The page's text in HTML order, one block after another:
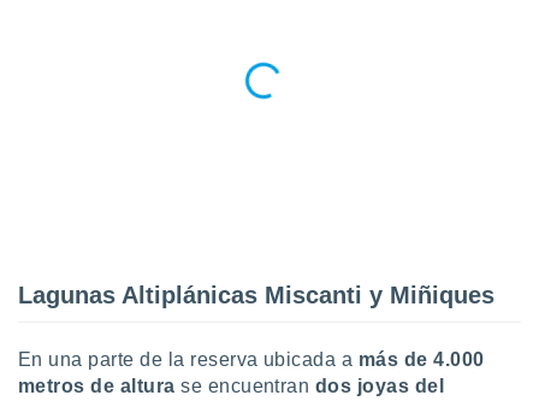
Lagunas Altiplánicas Miscanti y Miñiques
En una parte de la reserva ubicada a más de 4.000
metros de altura se encuentran dos joyas del